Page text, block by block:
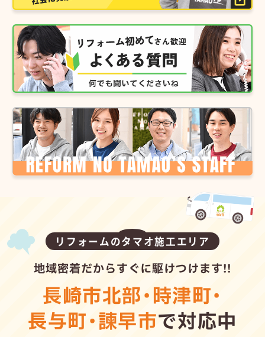
リフォームのタマオ施工エリア
地域密着だからすぐに駆けつけます!!
長崎市北部・時津町・
長与町・諫早市で対応中